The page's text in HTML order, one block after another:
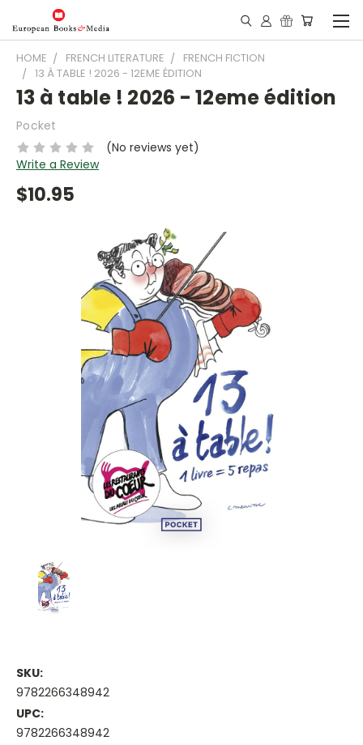
HOME FRENCH LITERATURE
FRENCH FICTION
13 À TABLE ! 2026 - 12EME ÉDITION
13 à table ! 2026 - 12eme édition
Pocket
(No reviews yet)
Write a Review
$10.95
SKU:
9782266348942
UPC:
9782266348942